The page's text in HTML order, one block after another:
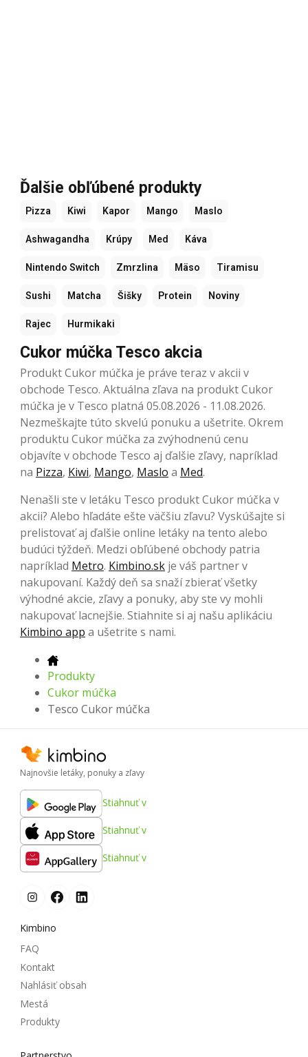
Ďalšie obľúbené produkty
Pizza Kiwi Kapor Mango Maslo
Ashwagandha Krúpy Med Káva
Nintendo Switch Zmrzlina Mäso Tiramisu
Sushi Matcha Šišky Protein Noviny
Rajec Hurmikaki
Cukor múčka Tesco akcia
Produkt Cukor múčka je práve teraz v akcii v
obchode Tesco. Aktuálna zľava na produkt Cukor
múčka je v Tesco platná 05.08.2026 - 11.08.2026.
Nezmeškajte túto skvelú ponuku a ušetrite. Okrem
produktu Cukor múčka za zvýhodnenú cenu
objavíte v obchode Tesco aj ďalšie zľavy, napríklad
na Pizza, Kiwi, Mango, Maslo a Med.
Nenašli ste v letáku Tesco produkt Cukor múčka v
akcii? Alebo hľadáte ešte väčšiu zľavu? Vyskúšajte si
prelistovať aj ďalšie online letáky na tento alebo
budúci týždeň. Medzi obľúbené obchody patria
napríklad Metro. Kimbino.sk je váš partner v
nakupovaní. Každý deň sa snaží zbierať všetky
výhodné akcie, zľavy a ponuky, aby ste vy mohli
nakupovať lacnejšie. Stiahnite si aj našu aplikáciu
Kimbino app a ušetrite s nami.
Produkty
Cukor múčka
Tesco Cukor múčka
Najnovšie letáky, ponuky a zľavy
Stiahnuť v
Stiahnuť v
Stiahnuť v
Kimbino
FAQ
Kontakt
Nahlásiť obsah
Mestá
Produkty